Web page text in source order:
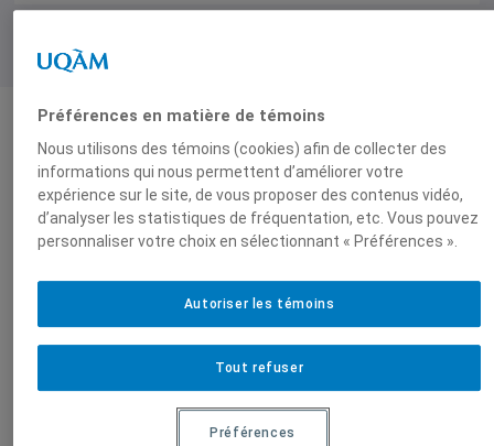
Produit par
Centre
l'intégration et
mondialisation
Groupe de
l'intégration
(GRIC)
Préférences en matière de témoins
Nous utilisons des témoins (cookies) afin de collecter des
informations qui nous permettent d’améliorer votre
expérience sur le site, de vous proposer des contenus vidéo,
d’analyser les statistiques de fréquentation, etc. Vous pouvez
personnaliser votre choix en sélectionnant « Préférences ».
Tout refuser
Autoriser les témoins
Préférences